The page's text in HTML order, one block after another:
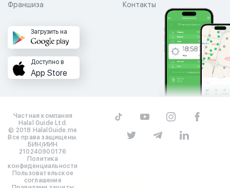
Контакты
Франшиза
Загрузить на
Доступно в
App Store
Частная компания
Halal Guide Ltd.
© 2018 HalalGuide.me
Все права защищены.
БИН/ИИН
210240900176
Политика
конфиденциальности
Пользовательское
соглашение